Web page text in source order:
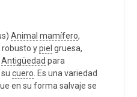
Animal mamífero,
robusto ypiel gruesa,
Antigüedad para
cuero . Es una variedad
en su forma salvaje se